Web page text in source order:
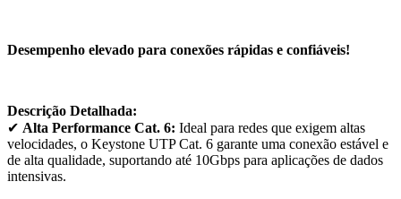
Desempenho elevado para conexões rápidas e confiáveis!
Descrição Detalhada:
✔ Alta Performance Cat. 6: Ideal para redes que exigem altas
velocidades, o Keystone UTP Cat. 6 garante uma conexão estável e
de alta qualidade, suportando até 10Gbps para aplicações de dados
intensivas.